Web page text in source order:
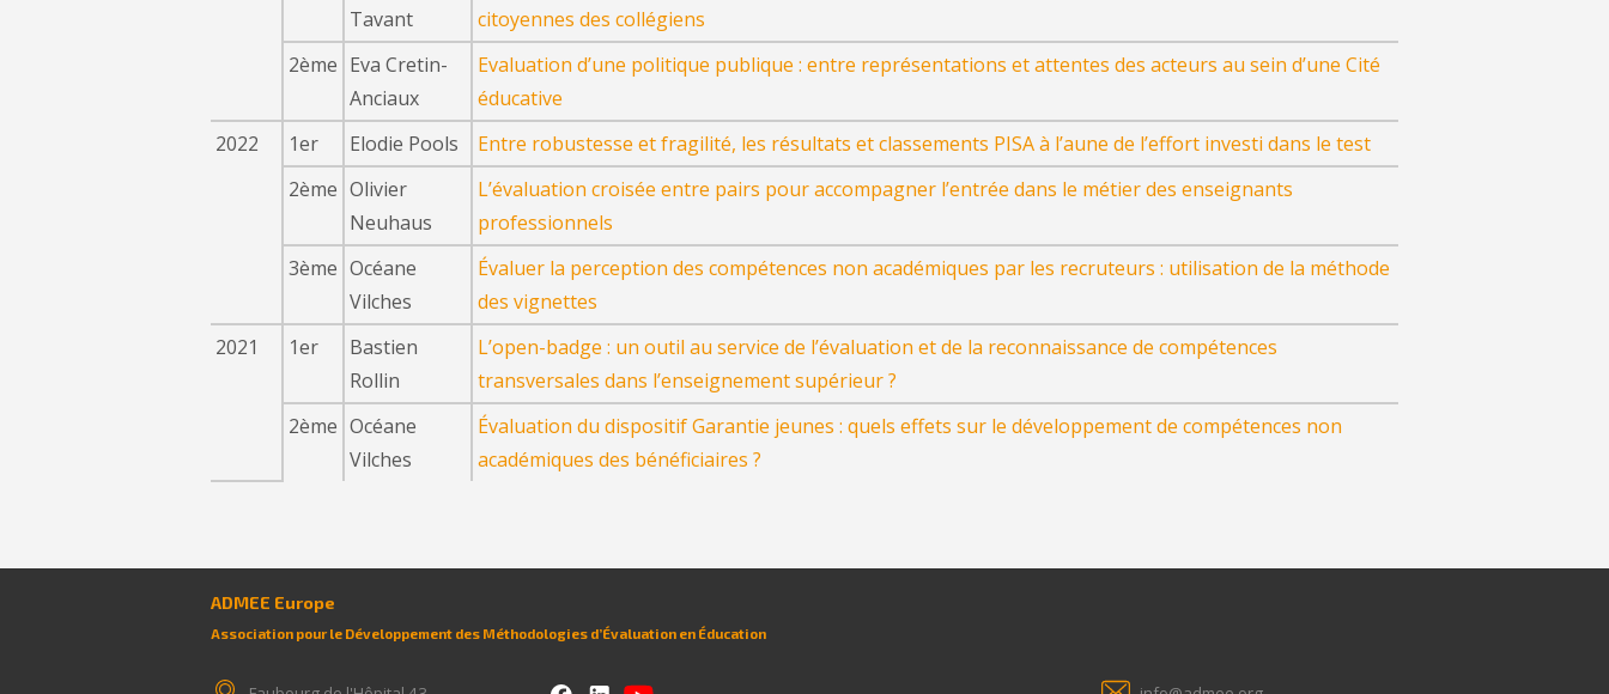
Tavant
citoyennes des collégiens
2ème Eva Cretin-
Anciaux
Evaluation d’une politique publique : entre représentations et attentes des acteurs au sein d’une Cité
éducative
2022
1er Elodie Pools
Entre robustesse et fragilité, les résultats et classements PISA à l’aune de l’effort investi dans le test
2ème Olivier
Neuhaus
L’évaluation croisée entre pairs pour accompagner l’entrée dans le métier des enseignants
professionnels
3ème Océane
Vilches
Évaluer la perception des compétences non académiques par les recruteurs : utilisation de la méthode
des vignettes
2021
1er
Bastien
Rollin
L’open-badge : un outil au service de l’évaluation et de la reconnaissance de compétences
transversales dans l’enseignement supérieur ?
2ème Océane
Vilches
Évaluation du dispositif Garantie jeunes : quels effets sur le développement de compétences non
académiques des bénéficiaires ?
ADMEE Europe
Association pour le Développement des Méthodologies d’Évaluation en Éducation